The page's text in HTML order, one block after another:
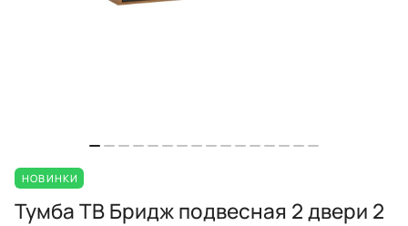
НОВИНКИ
Тумба ТВ Бридж подвесная 2 двери 2